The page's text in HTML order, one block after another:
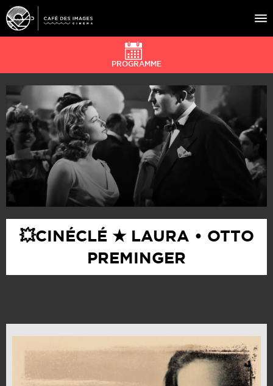
À L’AFFICHE
ÉVÉNEMENTS
CAFÉ DU CINÉ
PRATIQUE
ÉDUCATION AUX IMAGES
PROGRAMME
💥CINÉCLÉ ★ LAURA • OTTO
PREMINGER